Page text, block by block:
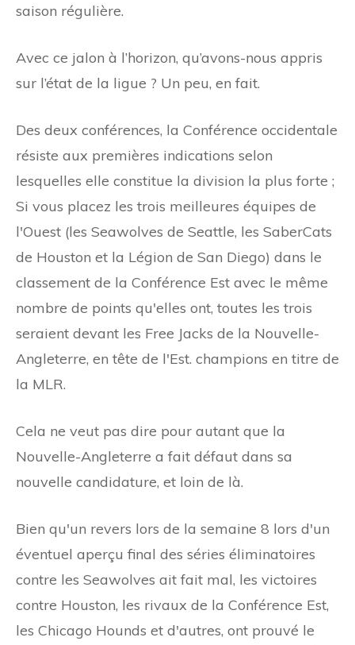
saison régulière.
Avec ce jalon à l’horizon, qu’avons-nous appris
sur l’état de la ligue ? Un peu, en fait.
Des deux conférences, la Conférence occidentale
résiste aux premières indications selon
lesquelles elle constitue la division la plus forte ;
Si vous placez les trois meilleures équipes de
l'Ouest (les Seawolves de Seattle, les SaberCats
de Houston et la Légion de San Diego) dans le
classement de la Conférence Est avec le même
nombre de points qu'elles ont, toutes les trois
seraient devant les Free Jacks de la Nouvelle-
Angleterre, en tête de l'Est. champions en titre de
la MLR.
Cela ne veut pas dire pour autant que la
Nouvelle-Angleterre a fait défaut dans sa
nouvelle candidature, et loin de là.
Bien qu'un revers lors de la semaine 8 lors d'un
éventuel aperçu final des séries éliminatoires
contre les Seawolves ait fait mal, les victoires
contre Houston, les rivaux de la Conférence Est,
les Chicago Hounds et d'autres, ont prouvé le